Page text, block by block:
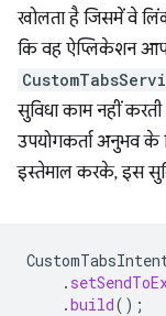
खोलता है जिसमें वे
कि वह ऐप्लिकेशन
सुविधा काम नहीं
उपयोगकर्ता अनुभव के
इस्तेमाल करके, इस
.
.build();